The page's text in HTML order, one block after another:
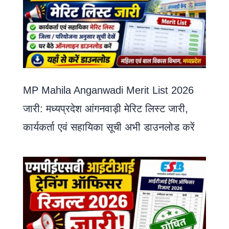
MP Mahila Anganwadi Merit List 2026
जारी: मध्यप्रदेश आंगनवाड़ी मेरिट लिस्ट जारी,
कार्यकर्ता एवं सहायिका सूची अभी डाउनलोड करें